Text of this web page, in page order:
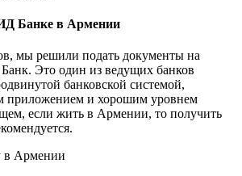
Банке в Армении
мы решили подать документы на
Это один из ведущих банков
банковской системой,
приложением и хорошим уровнем
если жить в Армении, то получить